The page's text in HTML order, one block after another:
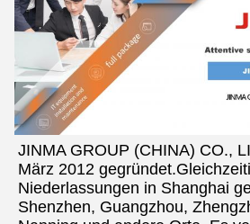
JINMA GROUP (CHINA) CO.,
März 2012
Niederlassungen in Shanghai
Shenzhen, Guangzhou,